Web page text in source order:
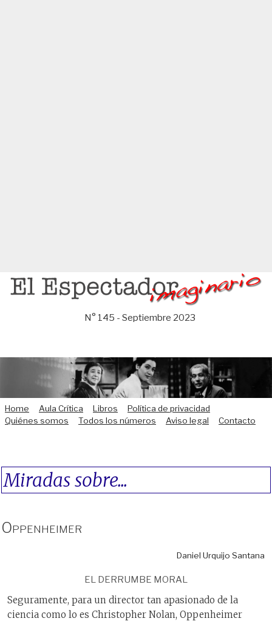
Saltar
N° 145 - Septiembre 2023
Home Aula Crítica Libros
Política de privacidad
Quiénes somos
Todos los números Aviso legal Contacto
Miradas sobre...
Oppenheimer
Daniel Urquijo Santana
EL DERRUMBE MORAL
Seguramente, para un director tan apasionado de la
ciencia como lo es Christopher Nolan, Oppenheimer